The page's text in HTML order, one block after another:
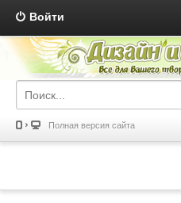
Войти
Полная версия сайта